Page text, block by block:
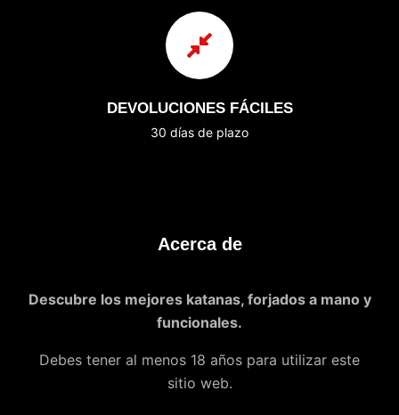
DEVOLUCIONES FÁCILES
30 días de plazo
Acerca de
Descubre los mejores katanas, forjados a mano y
funcionales.
Debes tener al menos 18 años para utilizar este
sitio web.